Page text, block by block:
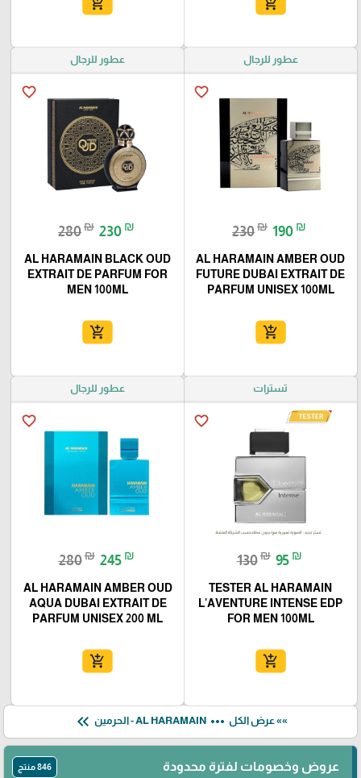
add_shopping_cart
add_shopping_cart
عطور للرجال
favorite_border
230₪ 190 ₪
AL HARAMAIN AMBER OUD
FUTURE DUBAI EXTRAIT DE
PARFUM UNISEX 100ML
add_shopping_cart
عطور للرجال
favorite_border
280₪ 230 ₪
AL HARAMAIN BLACK OUD
EXTRAIT DE PARFUM FOR
MEN 100ML
add_shopping_cart
تسترات
favorite_border
130₪ 95 ₪
TESTER AL HARAMAIN
L'AVENTURE INTENSE EDP
FOR MEN 100ML
add_shopping_cart
عطور للرجال
favorite_border
280₪ 245 ₪
AL HARAMAIN AMBER OUD
AQUA DUBAI EXTRAIT DE
PARFUM UNISEX 200 ML
add_shopping_cart
»» عرض الكل more_horiz
keyboard_double_arrow_left
عروض وخصومات لفترة محدودة 846 منتج